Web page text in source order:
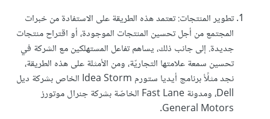
تطوير المنتجات: تعتمد هذه الطريقة على الاستفادة من خبرات
المجتمع من أجل تحسين المنتجات الموجودة، أو اقتراح منتجات
جديدة. إلى جانب ذلك، يساهم تفاعل المستهلكين مع الشركة في
تحسين سمعة علامتها التجاريّة، ومن الأمثلة على هذه الطريقة،
نجد مثلًأ برنامج أيديا ستورم Idea Storm الخاص بشركة ديل
Dell، ومدونة Fast Lane الخاصّة بشركة جنرال موتورز
General Motors.